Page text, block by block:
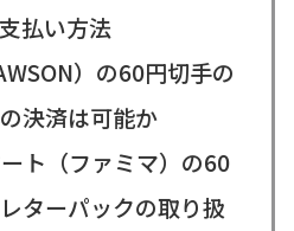
払い方法
）の60円切手の
決済は可能か
ト（ファミマ）の60
ターパックの取り扱